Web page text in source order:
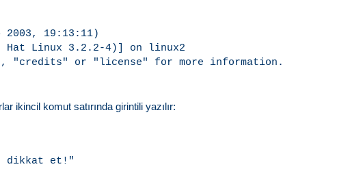
2003, 19:13:11)
Hat Linux 3.2.2-4)] on linux2
"credits" or "license" for more information.
ikincil komut satırında girintili yazılır:
dikkat et!"